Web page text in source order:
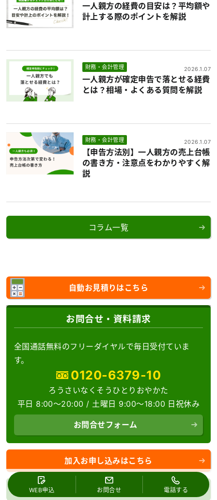
一人親方の経費の目安は？平均額や
計上する際のポイントを解説
財務・会計管理 2026.1.07
一人親方が確定申告で落とせる経費
とは？相場・よくある質問を解説
財務・会計管理 2026.1.07
【申告方法別】一人親方の売上台帳
の書き方・注意点をわかりやすく解
説
コラム一覧
自動お見積りはこちら
お問合せ・資料請求
全国通話無料のフリーダイヤルで毎日受付ていま
す。
0120-6379-10
ろうさいなくそうひとりおやかた
平日 8:00～20:00 / 土曜日 9:00～18:00 日祝休み
お問合せフォーム
加入お申し込みはこちら
資料請求はこちら
WEB申込 お問合せ 電話する